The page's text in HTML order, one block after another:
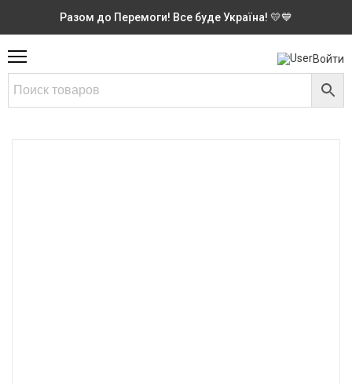
Разом до Перемоги! Все буде Україна! 💛💙
Войти